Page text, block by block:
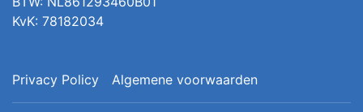
KvK: 78182034
Privacy Policy Algemene voorwaarden